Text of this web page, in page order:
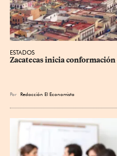
ESTADOS
Zacatecas inicia
Por Redacción El Economista